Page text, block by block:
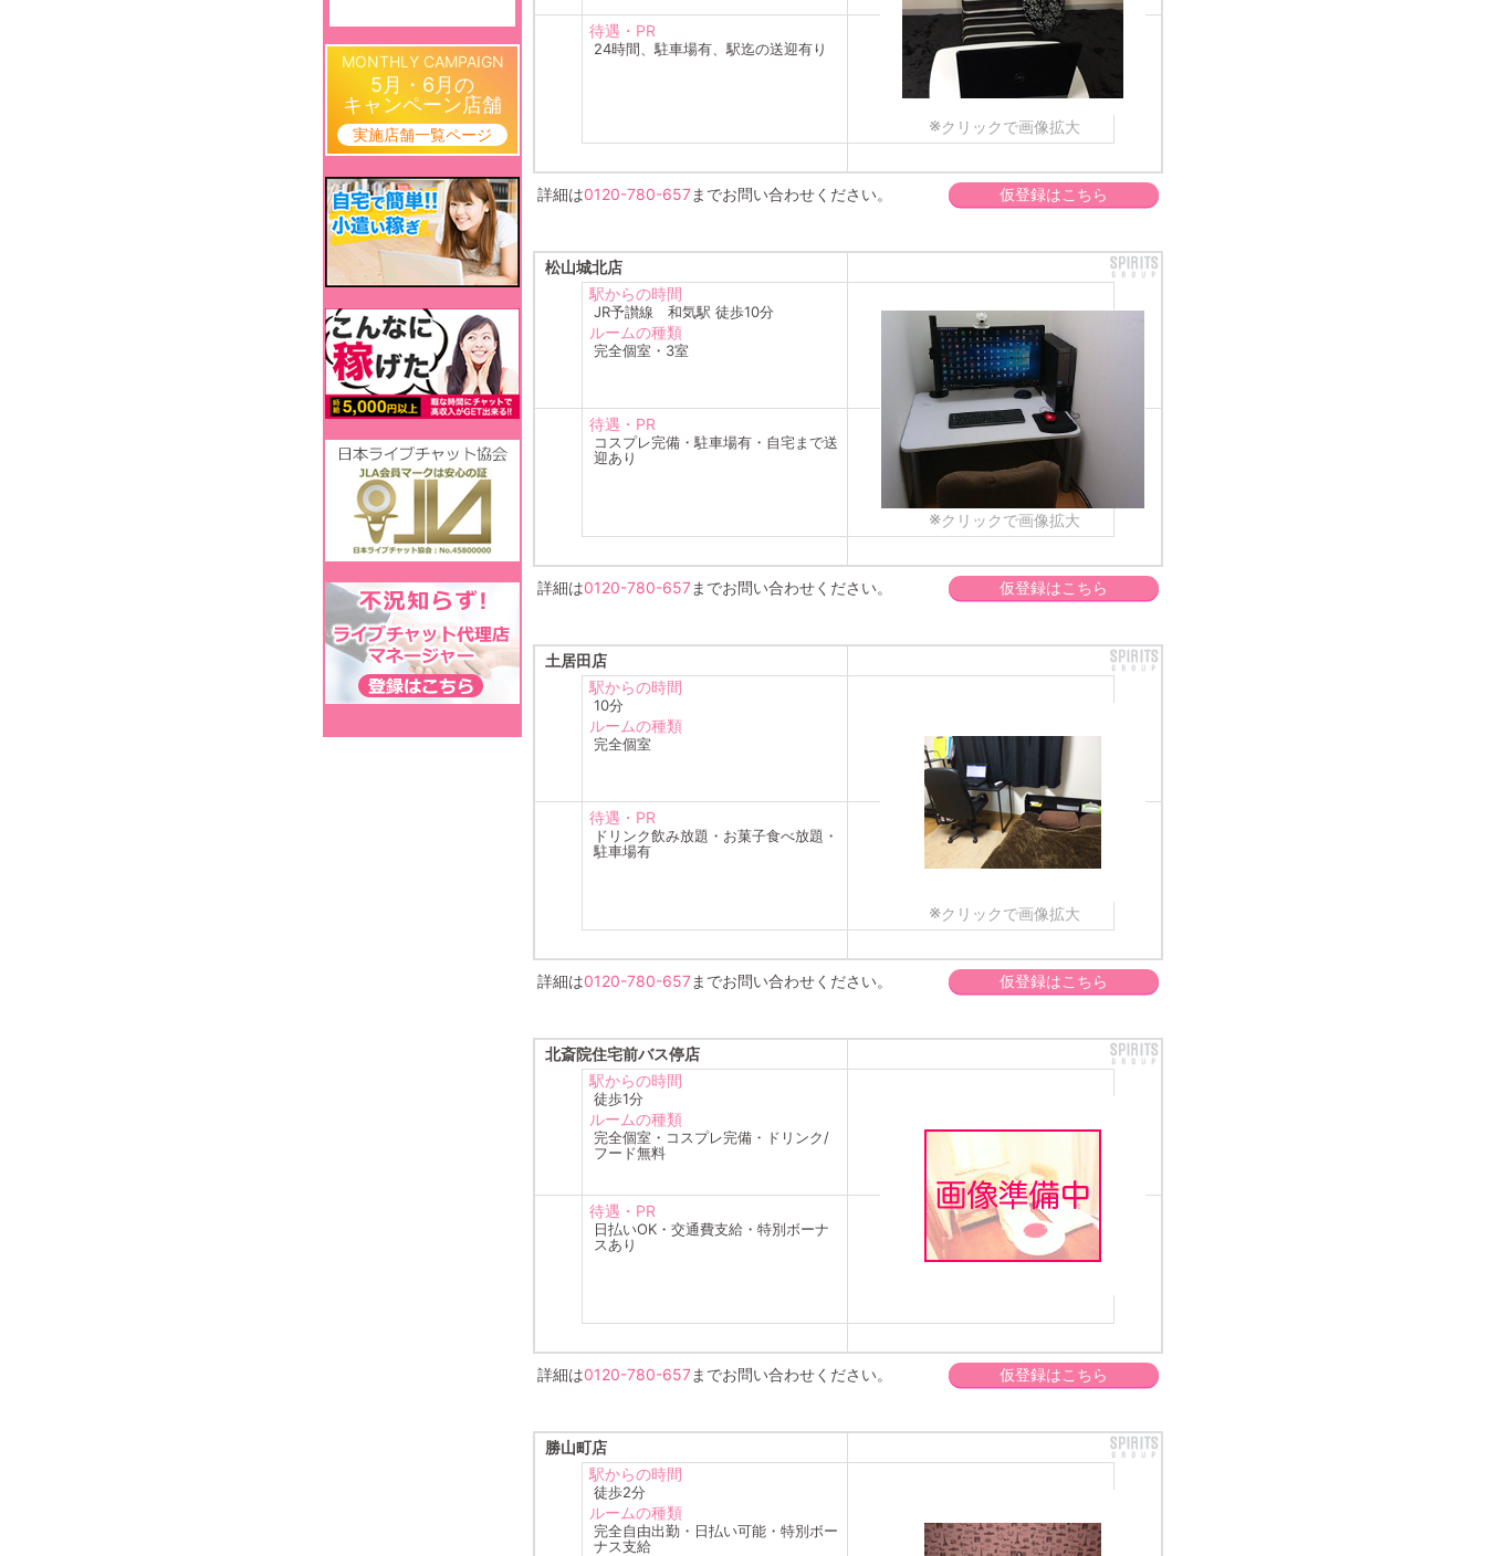
MONTHLY CAMPAIGN
5月・6月の
キャンペーン店舗
実施店舗一覧ページ
待遇・PR
24時間、駐車場有、駅迄の送迎有り
※クリックで画像拡大
詳細は0120-780-657までお問い合わせください。 仮登録はこちら
松山城北店
駅からの時間
JR予讃線 和気駅 徒歩10分
ルームの種類
完全個室・3室
待遇・PR
コスプレ完備・駐車場有・自宅まで送
迎あり
※クリックで画像拡大
詳細は0120-780-657までお問い合わせください。 仮登録はこちら
土居田店
駅からの時間
10分
ルームの種類
完全個室
待遇・PR
ドリンク飲み放題・お菓子食べ放題・
駐車場有
※クリックで画像拡大
詳細は0120-780-657までお問い合わせください。 仮登録はこちら
北斎院住宅前バス停店
駅からの時間
徒歩1分
ルームの種類
完全個室・コスプレ完備・ドリンク/
フード無料
待遇・PR
日払いOK・交通費支給・特別ボーナ
スあり
詳細は0120-780-657までお問い合わせください。 仮登録はこちら
勝山町店
駅からの時間
徒歩2分
ルームの種類
完全自由出勤・日払い可能・特別ボー
ナス支給